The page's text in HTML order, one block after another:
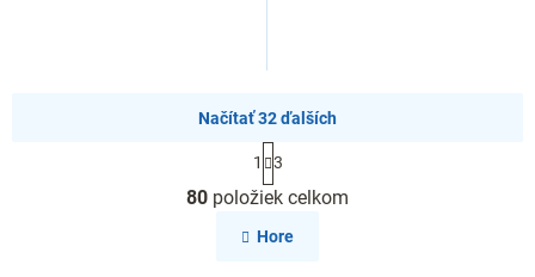
O
v
l
Načítať 32 ďalších
S
t
r
á
n
1 3
80 položiek celkom
Hore